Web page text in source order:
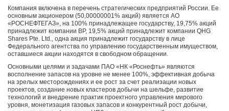
Компания включена в перечень стратегических предприятий России. Ее
основным акционером (50,00000001% акций) является АО
«РОСНЕФТЕГАЗ», на 100% принадлежащее государству, 19,75% акций
принадлежит компании BP, 19,5% акций принадлежит компании QHG
Shares Pte. Ltd., одна акция принадлежит государству в лице
Федерального агентства по управлению государственным имуществом,
оставшиеся акции находятся в свободном обращении.
Основными целями и задачами ПАО «НК «Роснефть» являются
восполнение запасов на уровне не менее 100%, эффективная добыча
на зрелых месторождениях и ее рост за счет реализации новых
проектов, создание новых кластеров добычи на шельфе, развитие
технологий и внедрение практик проектного управления мирового
уровня, монетизация газовых запасов и конкурентный рост добычи,